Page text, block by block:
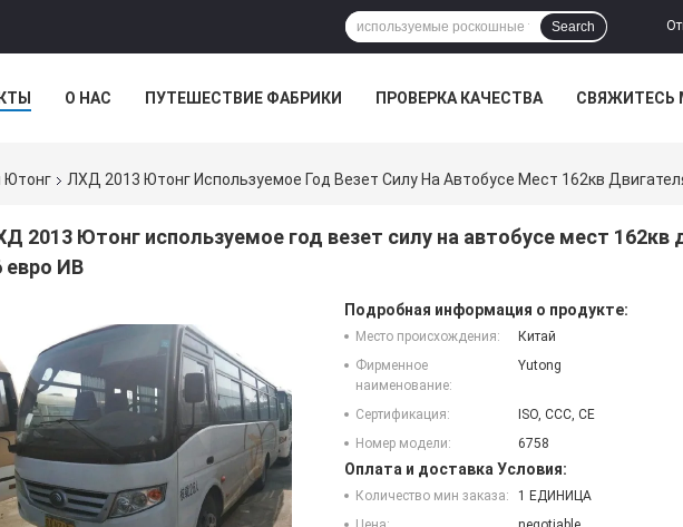
Search
О НАС ПУТЕШЕСТВИЕ ФАБРИКИ ПРОВЕРКА КАЧЕСТВА СВЯЖИТЕСЬ
Ютонг ЛХД 2013 Ютонг Используемое Год Везет Силу На Автобусе Мест 162кв
2013 Ютонг используемое год везет силу на автобусе мест 162кв
евро ИВ
Подробная информация о продукте:
Место происхождения:
Китай
Фирменное
наименование:
Yutong
Сертификация:
ISO, CCC, CE
Номер модели:
6758
Оплата и доставка Условия:
Количество мин заказа:
1 ЕДИНИЦА